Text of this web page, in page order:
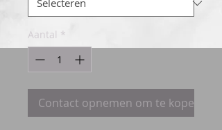
Aantal *
Contact opnemen om te kopen